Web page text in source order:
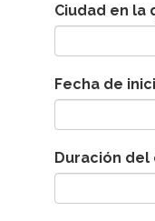
Ciudad en la
Fecha de
Duración